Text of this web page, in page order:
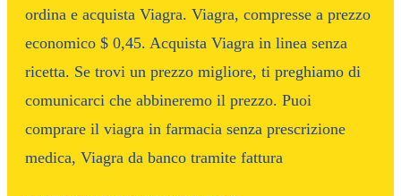
ordina e acquista Viagra. Viagra, compresse a prezzo
economico $ 0,45. Acquista Viagra in linea senza
ricetta. Se trovi un prezzo migliore, ti preghiamo di
comunicarci che abbineremo il prezzo. Puoi
comprare il viagra in farmacia senza prescrizione
medica, Viagra da banco tramite fattura